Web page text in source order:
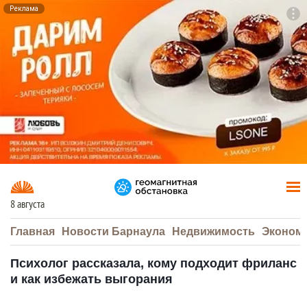
Реклама
8 августа
Главная Новости Барнаула Недвижимость
Психолог рассказала, кому подходит фриланс
и как избежать выгорания